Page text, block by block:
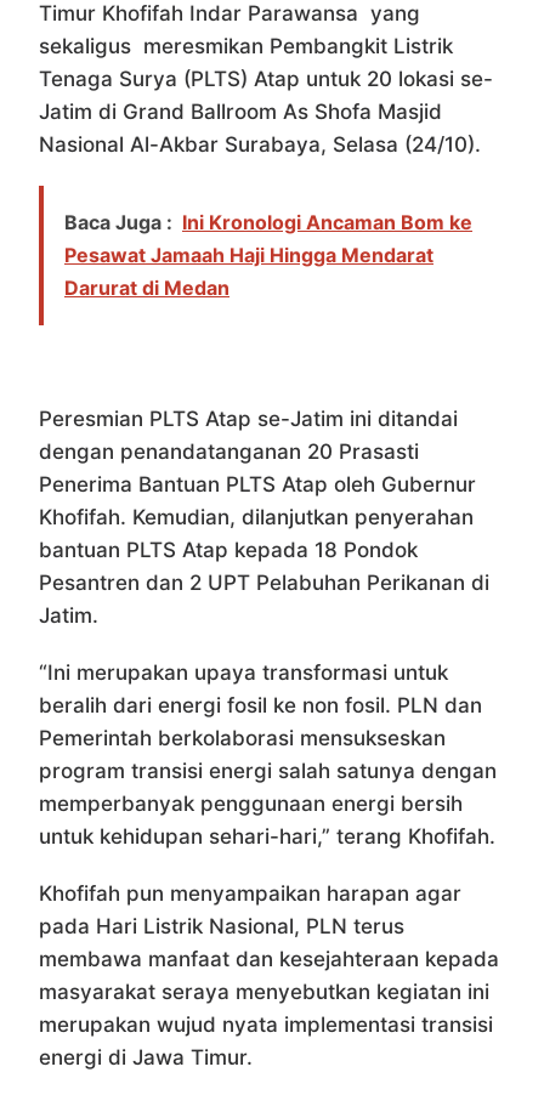
Timur Khofifah Indar Parawansa yang
sekaligus meresmikan Pembangkit Listrik
Tenaga Surya (PLTS) Atap untuk 20 lokasi se-
Jatim di Grand Ballroom As Shofa Masjid
Nasional Al-Akbar Surabaya, Selasa (24/10).
Baca Juga : Ini Kronologi Ancaman Bom ke
Pesawat Jamaah Haji Hingga Mendarat
Darurat di Medan
Peresmian PLTS Atap se-Jatim ini ditandai
dengan penandatanganan 20 Prasasti
Penerima Bantuan PLTS Atap oleh Gubernur
Khofifah. Kemudian, dilanjutkan penyerahan
bantuan PLTS Atap kepada 18 Pondok
Pesantren dan 2 UPT Pelabuhan Perikanan di
Jatim.
“Ini merupakan upaya transformasi untuk
beralih dari energi fosil ke non fosil. PLN dan
Pemerintah berkolaborasi mensukseskan
program transisi energi salah satunya dengan
memperbanyak penggunaan energi bersih
untuk kehidupan sehari-hari,” terang Khofifah.
Khofifah pun menyampaikan harapan agar
pada Hari Listrik Nasional, PLN terus
membawa manfaat dan kesejahteraan kepada
masyarakat seraya menyebutkan kegiatan ini
merupakan wujud nyata implementasi transisi
energi di Jawa Timur.